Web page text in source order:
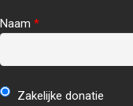
Naam*
Zakelijke donatie